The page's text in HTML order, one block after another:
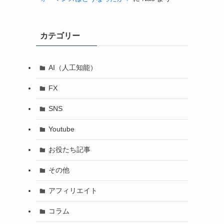
カテゴリー
AI（人工知能）
FX
SNS
Youtube
お役たち記事
その他
アフィリエイト
コラム